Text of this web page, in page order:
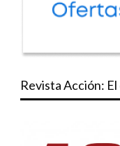
Revista Acción: